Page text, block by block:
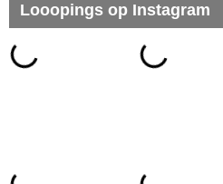
Looopings op Instagram